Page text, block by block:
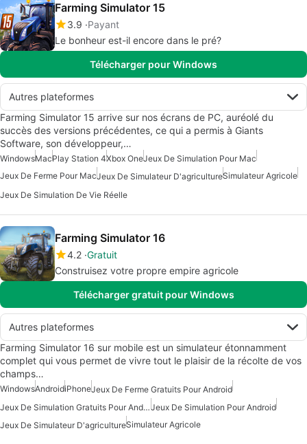
Farming Simulator 15
3.9 Payant
Le bonheur est-il encore dans le pré?
Télécharger pour Windows
Autres plateformes
Farming Simulator 15 arrive sur nos écrans de PC, auréolé du
succès des versions précédentes, ce qui a permis à Giants
Software, son développeur,…
WindowsMacPlay Station 4Xbox OneJeux De Simulation Pour Mac
Jeux De Ferme Pour MacJeux De Simulateur D'agricultureSimulateur Agricole
Jeux De Simulation De Vie Réelle
Farming Simulator 16
4.2 Gratuit
Construisez votre propre empire agricole
Télécharger gratuit pour Windows
Autres plateformes
Farming Simulator 16 sur mobile est un simulateur étonnamment
complet qui vous permet de vivre tout le plaisir de la récolte de vos
champs…
WindowsAndroidiPhoneJeux De Ferme Gratuits Pour Android
Jeux De Simulation Gratuits Pour Android Jeux De Simulation Pour Android
Jeux De Simulateur D'agricultureSimulateur Agricole